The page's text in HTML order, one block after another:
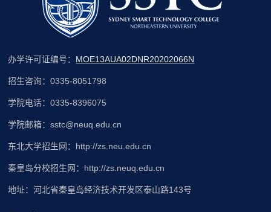
办学许可证编号： MOE13AUA02DNR20202066N
招生咨询：0335-8051798
学院电话：0335-8396075
学院邮箱：sstc@neuq.edu.cn
东北大学招生网：http://zs.neu.edu.cn
秦皇岛分校招生网：http://zs.neuq.edu.cn
地址：河北省秦皇岛经济技术开发区泰山路143号